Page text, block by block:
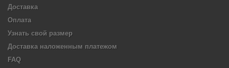
Доставка
Оплата
Узнать свой размер
Доставка наложенным платежом
FAQ